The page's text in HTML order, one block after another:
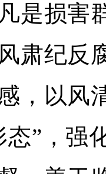
是损害
肃纪反
，以风
态”，强